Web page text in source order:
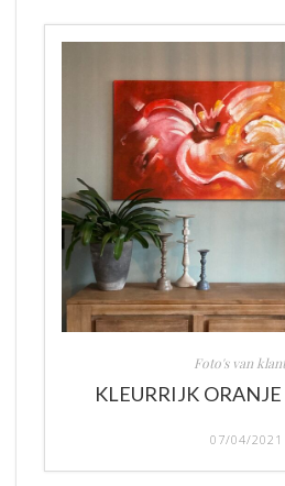
Foto's van
KLEURRIJK
07/04/2021